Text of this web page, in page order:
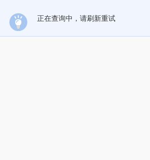
正在查询中，请刷新重试